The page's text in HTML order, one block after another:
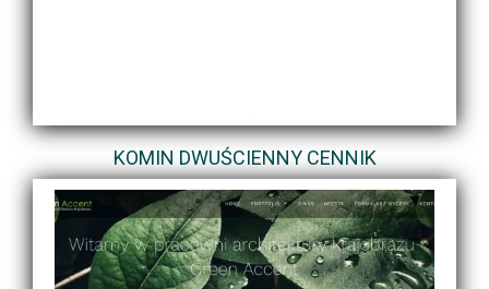
KOMIN DWUŚCIENNY CENNIK